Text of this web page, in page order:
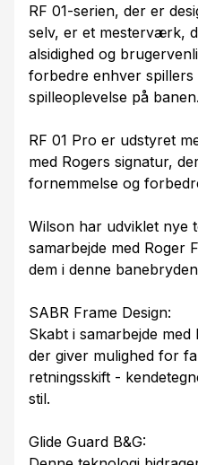
RF 01-serien, der er
selv, er et mesterværk,
alsidighed og
forbedre enhver
spilleoplevelse på banen.
RF 01 Pro er udstyret
med Rogers signatur,
fornemmelse og
Wilson har udviklet nye
samarbejde med Roger
dem i denne
SABR Frame Design:
Skabt i samarbejde
der giver mulighed for
retningsskift -
stil.
Glide Guard B&G: